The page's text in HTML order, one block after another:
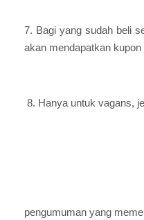
7. Bagi yang sudah beli
akan mendapatkan kupon
8. Hanya untuk vagans,
pengumuman yang